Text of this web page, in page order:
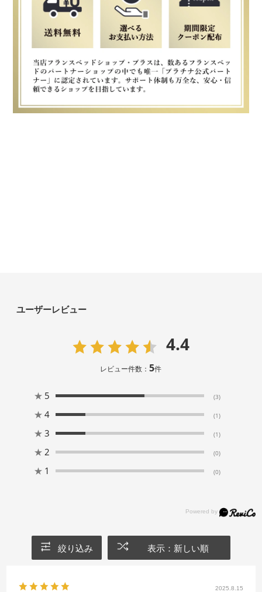
ユーザーレビュー
4.4
レビュー件数：5件
★ 5 (3)
★ 4 (1)
★ 3 (1)
★ 2 (0)
★ 1 (0)
絞り込み 表示：新しい順
2025.8.15